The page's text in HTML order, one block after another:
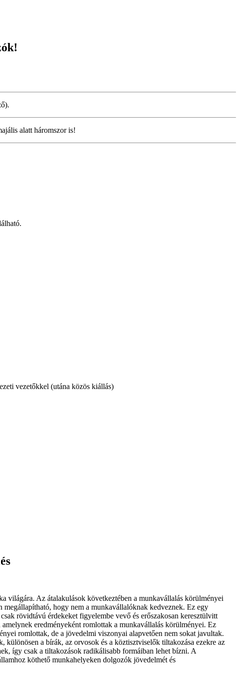
alatt háromszor is!
vezetőkkel (utána közös kiállás)
világára. Az átalakulások következtében a munkavállalás körülményei
hogy nem a munkavállalóknak kedveznek. Ez egy
rövidtávú érdekeket figyelembe vevő és erőszakosan keresztülvitt
eredményeként romlottak a munkavállalás körülményei. Ez
romlottak, de a jövedelmi viszonyai alapvetően nem sokat javultak.
különösen a bírák, az orvosok és a köztisztviselők tiltakozása ezekre az
így csak a tiltakozások radikálisabb formáiban lehet bízni. A
köthető munkahelyeken dolgozók jövedelmét és